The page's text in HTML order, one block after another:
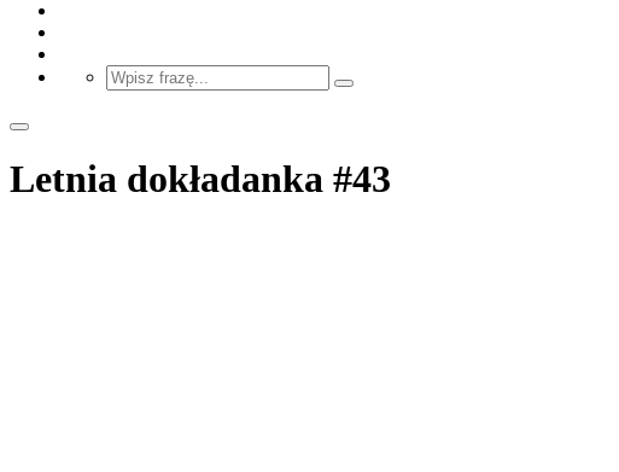
Letnia dokładanka #43